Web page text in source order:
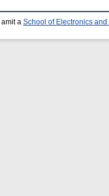
amit a School of Electronics